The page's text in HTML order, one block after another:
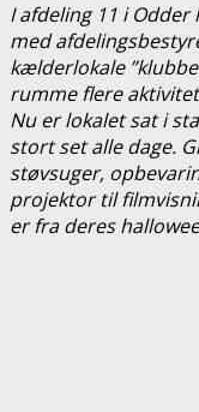
I afdeling 11 i
med
kælderlokale
rumme flere
Nu er lokalet sat i
stort set alle dage.
støvsuger,
projektor til
er fra deres